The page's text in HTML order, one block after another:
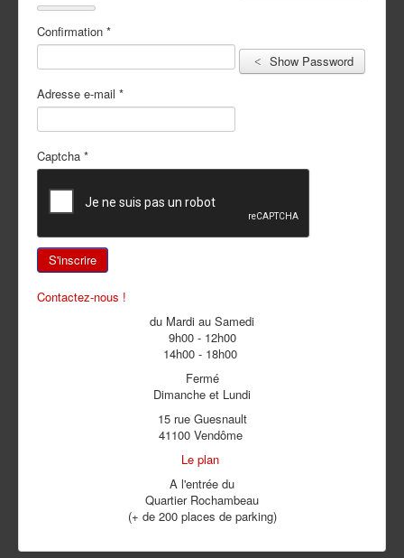
A propos
Les tarifs
Confirmation *
Show Password
Adresse e-mail *
Captcha *
S'inscrire
Contactez-nous !
du Mardi au Samedi
9h00 - 12h00
14h00 - 18h00
Fermé
Dimanche et Lundi
15 rue Guesnault
41100 Vendôme
Le plan
A l'entrée du
Quartier Rochambeau
(+ de 200 places de parking)